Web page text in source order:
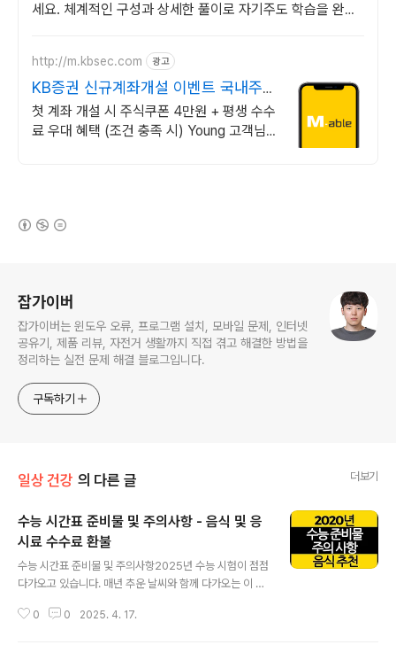
세요. 체계적인 구성과 상세한 풀이로 자기주도 학습을 완성
http://m.kbsec.com 광고
KB증권 신규계좌개설 이벤트 국내주
식쿠폰 최대 5만원
첫 계좌 개설 시 주식쿠폰 4만원 + 평생 수수
료 우대 혜택 (조건 충족 시) Young 고객님
잡가이버
잡가이버는 윈도우 오류, 프로그램 설치, 모바일 문제, 인터넷
공유기, 제품 리뷰, 자전거 생활까지 직접 겪고 해결한 방법을
정리하는 실전 문제 해결 블로그입니다.
구독하기
일상 건강 의 다른 글 더보기
수능 시간표 준비물 및 주의사항 - 음식 및 응
시료 수수료 환불
수능 시간표 준비물 및 주의사항2025년 수능 시험이 점점
다가오고 있습니다. 매년 추운 날씨와 함께 다가오는 이 중
마음으로 시험을 준비하고 최선을 다하는데 필요한 꿀 정
0 0 2025. 4. 17.